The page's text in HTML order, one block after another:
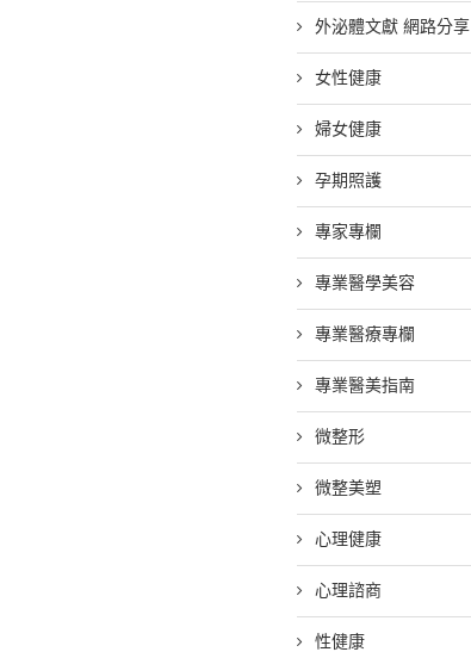
外泌體文獻 網路分享
女性健康
婦女健康
孕期照護
專家專欄
專業醫學美容
專業醫療專欄
專業醫美指南
微整形
微整美塑
心理健康
心理諮商
性健康